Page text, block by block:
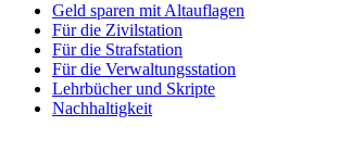
Geld sparen mit Altauflagen
Für die Zivilstation
Für die Strafstation
Für die Verwaltungsstation
Lehrbücher und Skripte
Nachhaltigkeit